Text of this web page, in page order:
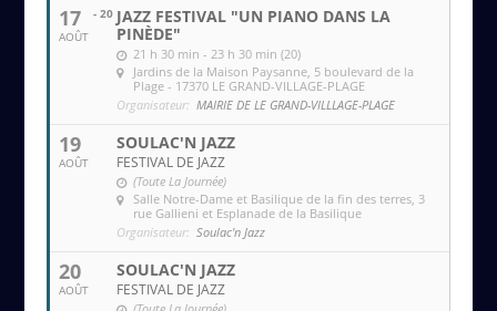
17
AOÛT
- 20 JAZZ FESTIVAL "UN PIANO DANS LA
PINÈDE"
21 h 30 min - 23 h 30 min (20)
Jardins de la Maison Paysanne, 5 boulevard de la
Plage - 17370 LE GRAND-VILLAGE-PLAGE
Organisateur: MAIRIE DE LE GRAND-VILLLAGE-PLAGE
19
AOÛT
SOULAC'N JAZZ
FESTIVAL DE JAZZ
(Toute La Journée)
Salle Notre-Dame et Basilique de la fin des terres, 3
rue Gallieni et Esplanade de la Basilique
Organisateur: Soulac'n Jazz
20
AOÛT
SOULAC'N JAZZ
FESTIVAL DE JAZZ